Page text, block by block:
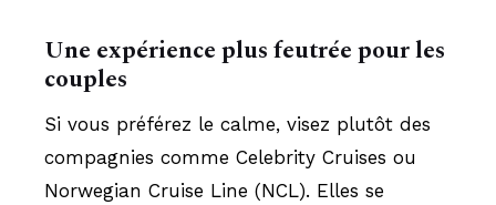
Une expérience plus feutrée pour les
couples
Si vous préférez le calme, visez plutôt des
compagnies comme Celebrity Cruises ou
Norwegian Cruise Line (NCL). Elles se